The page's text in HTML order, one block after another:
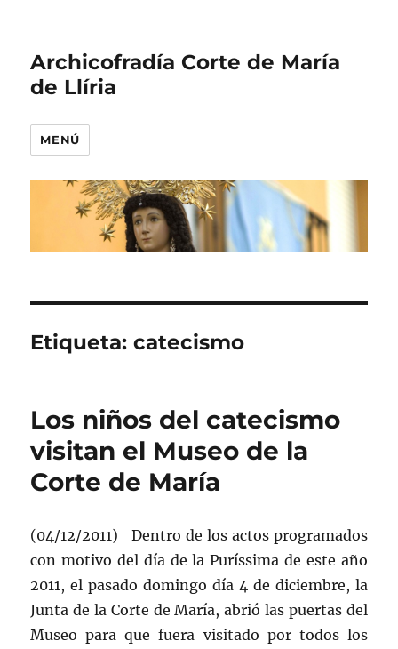
Archicofradía Corte de María
de Llíria
MENÚ
Etiqueta:catecismo
Los niños del catecismo
visitan el Museo de la
Corte de María
(04/12/2011) Dentro de los actos programados
con motivo del día de la Puríssima de este año
2011, el pasado domingo día 4 de diciembre, la
Junta de la Corte de María, abrió las puertas del
Museo para que fuera visitado por todos los